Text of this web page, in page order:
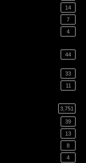
14
7
4
44
33
11
3,751
39
13
8
4